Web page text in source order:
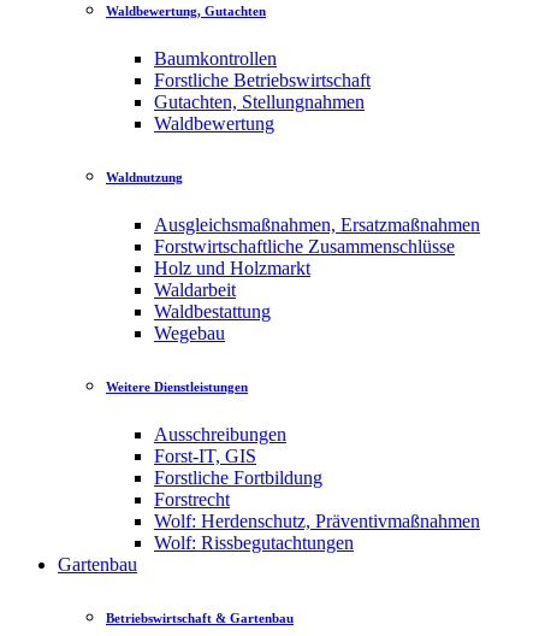
Waldbewertung, Gutachten
Baumkontrollen
Forstliche Betriebswirtschaft
Gutachten, Stellungnahmen
Waldbewertung
Waldnutzung
Ausgleichsmaßnahmen, Ersatzmaßnahmen
Forstwirtschaftliche Zusammenschlüsse
Holz und Holzmarkt
Waldarbeit
Waldbestattung
Wegebau
Weitere Dienstleistungen
Ausschreibungen
Forst-IT, GIS
Forstliche Fortbildung
Forstrecht
Wolf: Herdenschutz, Präventivmaßnahmen
Wolf: Rissbegutachtungen
Gartenbau
Betriebswirtschaft & Gartenbau